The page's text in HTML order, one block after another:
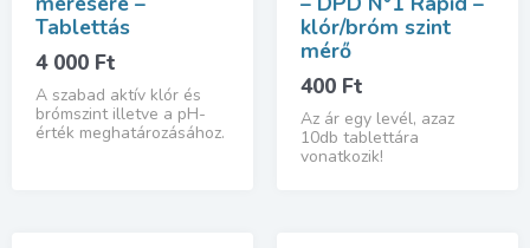
Tablettás
4 000 Ft
A szabad aktív klór és
brómszint illetve a pH-
érték meghatározásához.
klór/bróm szint
mérő
400 Ft
Az ár egy levél, azaz
10db tablettára
vonatkozik!